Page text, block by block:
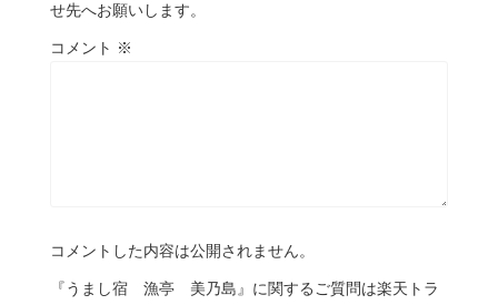
せ先へお願いします。
コメント ※
コメントした内容は公開されません。
『うまし宿 漁亭 美乃島』に関するご質問は楽天トラ